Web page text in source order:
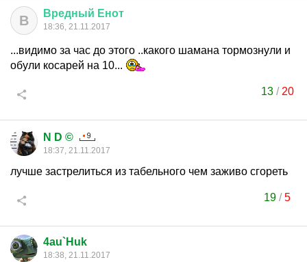
В Вредный Енот
18:36, 21.11.2017
...видимо за час до этого ..какого шамана тормознули и
обули косарей на 10...
13/ 20
N D ©
18:37, 21.11.2017
лучше застрелиться из табельного чем заживо сгореть
19 /5
4au`Huk
18:38, 21.11.2017